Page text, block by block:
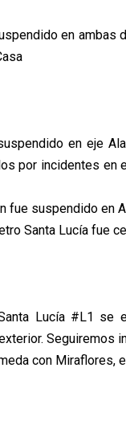
en ambas
en eje
por incidentes en
fue suspendido en
Santa Lucía fue
Lucía #L1 se
Seguiremos
con